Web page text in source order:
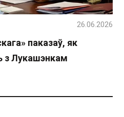
паказаў, як
з Лукашэнкам
26.06.2026